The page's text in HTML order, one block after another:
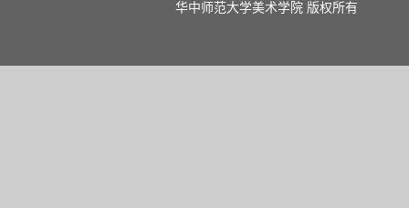
华中师范大学美术学院 版权所有